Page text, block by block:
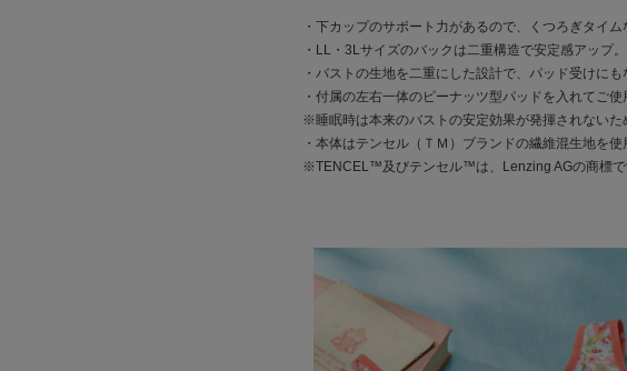
・下カップのサポート力があるので、くつろぎタイ
・LL・3Lサイズのバックは二重構造で安定感アップ。
・バストの生地を二重にした設計で、パッド受けにも
・付属の左右一体のピーナッツ型パッドを入れてご
※睡眠時は本来のバストの安定効果が発揮されないた
・本体はテンセル（ＴＭ）ブランドの繊維混生地を
※TENCEL™及びテンセル™は、Lenzing AGの商標で